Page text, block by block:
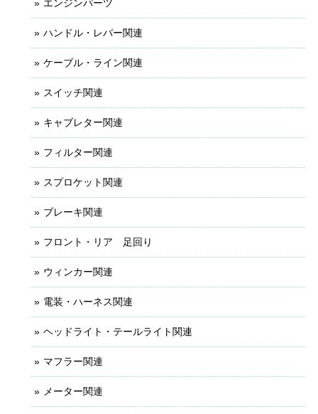
エンジンパーツ
ハンドル・レバー関連
ケーブル・ライン関連
スイッチ関連
キャブレター関連
フィルター関連
スプロケット関連
ブレーキ関連
フロント・リア 足回り
ウィンカー関連
電装・ハーネス関連
ヘッドライト・テールライト関連
マフラー関連
メーター関連